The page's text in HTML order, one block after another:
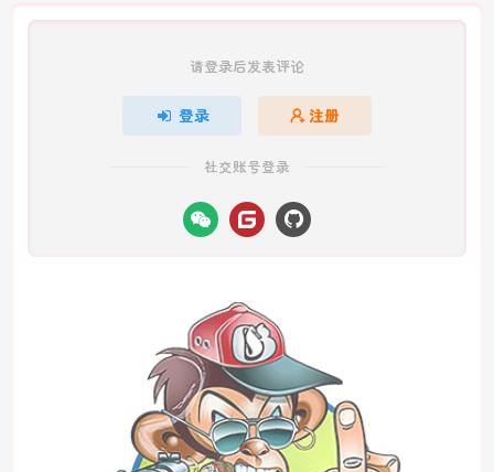
请登录后发表评论
登录 注册
社交账号登录